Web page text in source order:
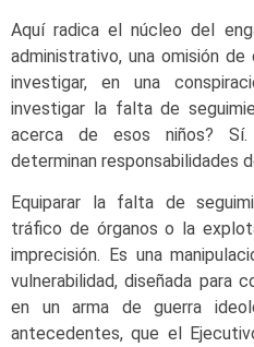
Aquí radica el núcleo del
administrativo, una omisión
investigar, en una
investigar la falta de
acerca de esos niños?
determinan responsabilidades
Equiparar la falta de
tráfico de órganos o la
imprecisión. Es una
vulnerabilidad, diseñada para
en un arma de guerra
antecedentes, que el